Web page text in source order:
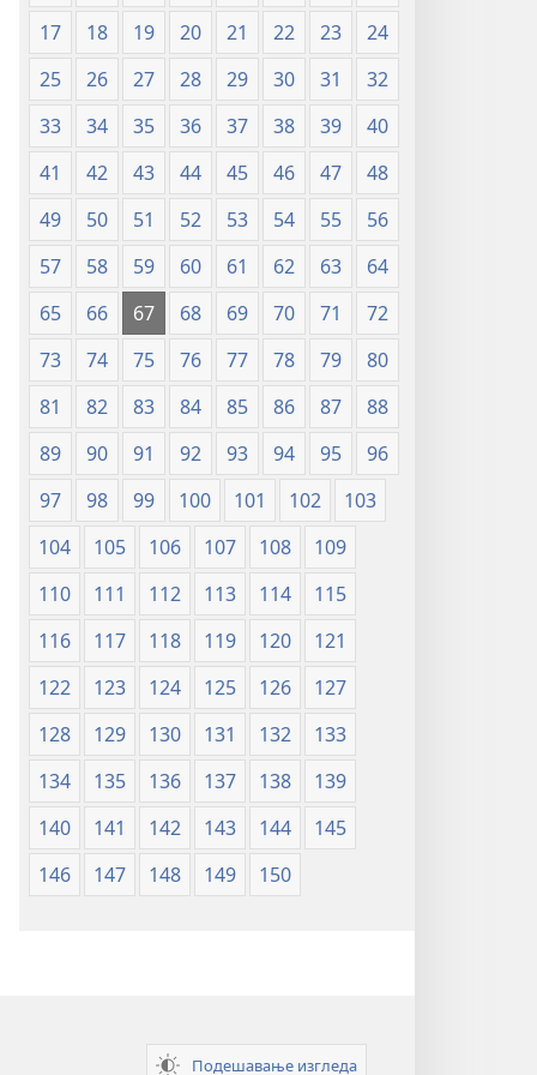
17
18 19 20 21 22 23
24
25
26 27 28 29 30 31
32
33
34 35 36 37 38 39
40
41
42 43 44 45 46 47
48
49
50 51 52 53 54 55
56
57
58 59 60 61 62 63
64
65
66 67 68 69 70 71
72
73
74 75 76 77 78 79
80
81
82 83 84 85 86 87
88
89
90 91 92 93 94 95
96
97
98 99 100 101 102
103
104
105 106 107 108
109
110
111 112 113 114
115
116
117 118 119 120
121
122
123 124 125 126
127
128
129 130 131 132
133
134
135 136 137 138
139
140
141 142 143 144
145
146
147 148 149 150
Подешавање изгледа